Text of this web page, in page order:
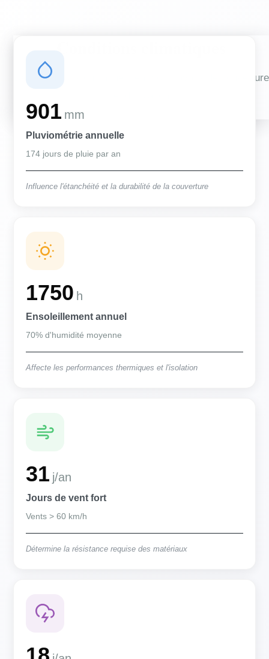
Des conditions qui influencent vos travaux de couverture
901 mm
Pluviométrie annuelle
174 jours de pluie par an
Influence l'étanchéité et la durabilité de la couverture
1750 h
Ensoleillement annuel
70% d'humidité moyenne
Affecte les performances thermiques et l'isolation
31 j/an
Jours de vent fort
Vents > 60 km/h
Détermine la résistance requise des matériaux